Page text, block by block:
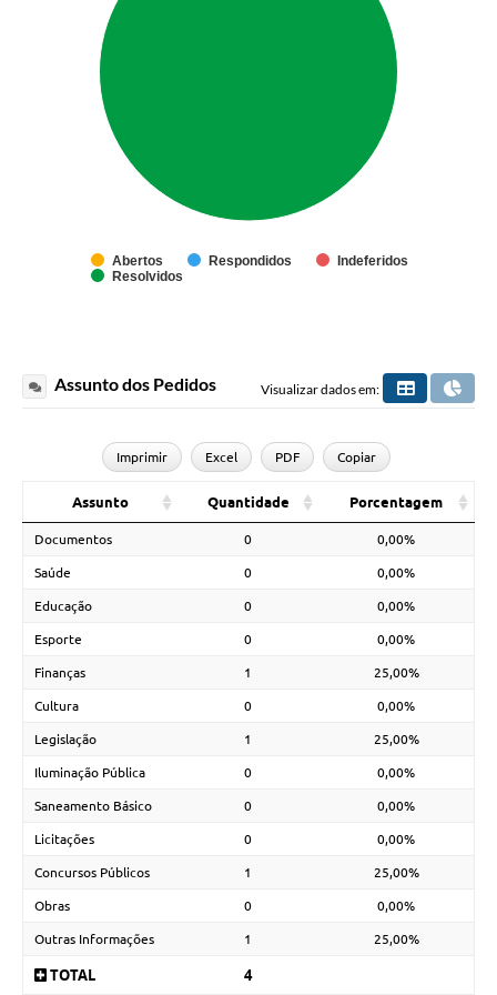
Abertos Respondidos
Indeferidos
Resolvidos
Assunto dos Pedidos Visualizar dados em:
Imprimir Excel PDF Copiar
Assunto Quantidade Porcentagem
Documentos 0 0,00%
Saúde 0 0,00%
Educação 0 0,00%
Esporte 0 0,00%
Finanças 1 25,00%
Cultura 0 0,00%
Legislação 1 25,00%
Iluminação Pública 0 0,00%
Saneamento Básico 0 0,00%
Licitações 0 0,00%
Concursos Públicos 1 25,00%
Obras 0 0,00%
Outras Informações 1 25,00%
TOTAL 4